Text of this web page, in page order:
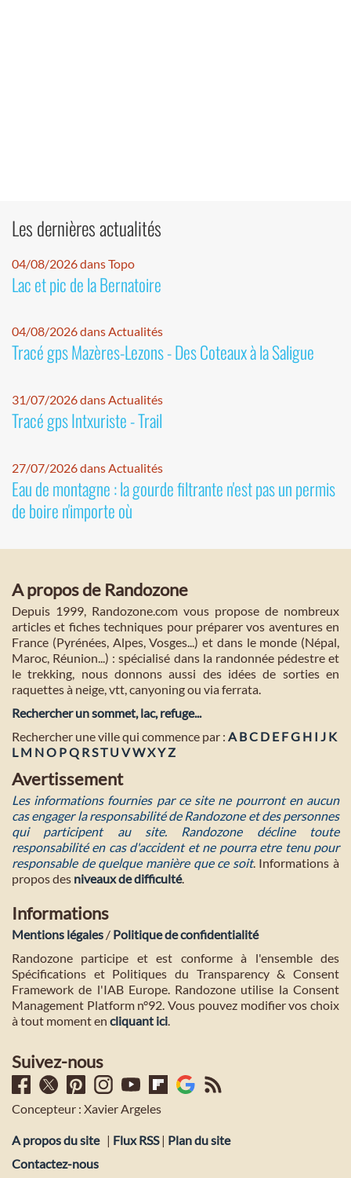
Les dernières actualités
04/08/2026 dans Topo
Lac et pic de la Bernatoire
04/08/2026 dans Actualités
Tracé gps Mazères-Lezons - Des Coteaux à la Saligue
31/07/2026 dans Actualités
Tracé gps Intxuriste - Trail
27/07/2026 dans Actualités
Eau de montagne : la gourde filtrante n'est pas un permis
de boire n'importe où
A propos de Randozone
Depuis 1999, Randozone.com vous propose de nombreux
articles et fiches techniques pour préparer vos aventures en
France (Pyrénées, Alpes, Vosges...) et dans le monde (Népal,
Maroc, Réunion...) : spécialisé dans la randonnée pédestre et
le trekking, nous donnons aussi des idées de sorties en
raquettes à neige, vtt, canyoning ou via ferrata.
Rechercher un sommet, lac, refuge...
Rechercher une ville qui commence par : A BC D E FG H I J K
L M NO PQ R ST U VWXY Z
Avertissement
Les informations fournies par ce site ne pourront en aucun
cas engager la responsabilité de Randozone et des personnes
qui participent au site. Randozone décline toute
responsabilité en cas d'accident et ne pourra etre tenu pour
responsable de quelque manière que ce soit. Informations à
propos des niveaux de difficulté.
Informations
Mentions légales / Politique de confidentialité
Randozone participe et est conforme à l'ensemble des
Spécifications et Politiques du Transparency & Consent
Framework de l'IAB Europe. Randozone utilise la Consent
Management Platform n°92. Vous pouvez modifier vos choix
à tout moment en cliquant ici
Suivez-nous
Concepteur : Xavier Argeles
A propos du site | Flux RSS| Plan du site
Contactez-nous